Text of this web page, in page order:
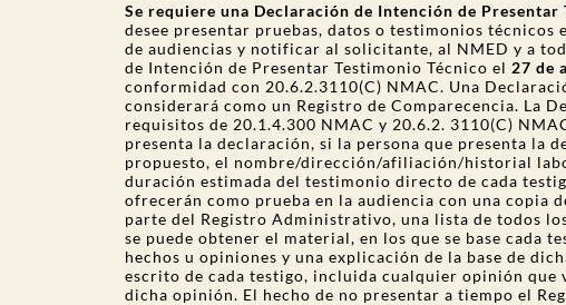
Se requiere una Declaración de Intención de Presentar
desee presentar pruebas, datos o testimonios
de audiencias y notificar al solicitante, al NMED y a
de Intención de Presentar Testimonio Técnico el 27 de
conformidad con 20.6.2.3110(C) NMAC. Una
considerará como un Registro de Comparecencia. La
requisitos de 20.1.4.300 NMAC y 20.6.2. 3110(C)
presenta la declaración, si la persona que presenta la
propuesto, el nombre/dirección/afiliación/historial
duración estimada del testimonio directo de cada
ofrecerán como prueba en la audiencia con una copia
parte del Registro Administrativo, una lista de todos
se puede obtener el material, en los que se base cada
hechos u opiniones y una explicación de la base de
escrito de cada testigo, incluida cualquier opinión que
dicha opinión. El hecho de no presentar a tiempo el